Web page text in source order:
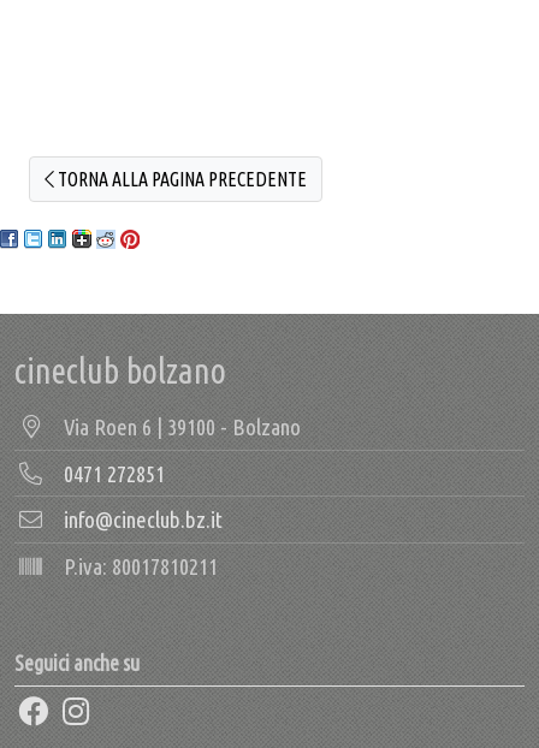
TORNA ALLA PAGINA PRECEDENTE
cineclub bolzano
Via Roen 6 | 39100 - Bolzano
0471 272851
info@cineclub.bz.it
P.iva: 80017810211
Seguici anche su